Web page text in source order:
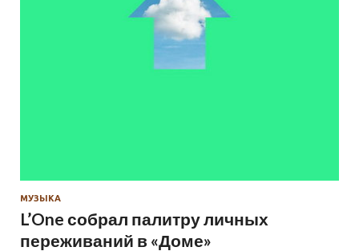
МУЗЫКА
L’One собрал палитру личных
переживаний в «Доме»